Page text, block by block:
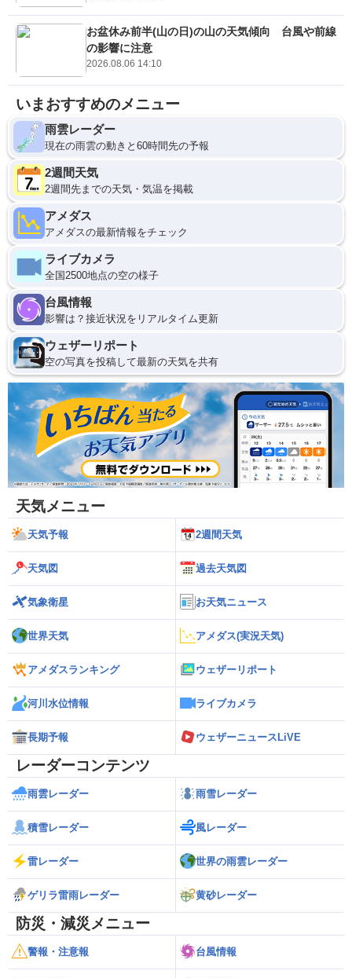
お盆休み前半(山の日)の山の天気傾向 台風や前線
の影響に注意
2026.08.06 14:10
いまおすすめのメニュー
雨雲レーダー
現在の雨雲の動きと60時間先の予報
2週間天気
2週間先までの天気・気温を掲載
アメダス
アメダスの最新情報をチェック
ライブカメラ
全国2500地点の空の様子
台風情報
影響は？接近状況をリアルタイム更新
ウェザーリポート
空の写真を投稿して最新の天気を共有
天気メニュー
天気予報 2週間天気
天気図 過去天気図
気象衛星 お天気ニュース
世界天気 アメダス(実況天気)
アメダスランキング ウェザーリポート
河川水位情報 ライブカメラ
長期予報 ウェザーニュースLiVE
レーダーコンテンツ
雨雲レーダー 雨雪レーダー
積雪レーダー 風レーダー
雷レーダー 世界の雨雲レーダー
ゲリラ雷雨レーダー 黄砂レーダー
防災・減災メニュー
警報・注意報 台風情報